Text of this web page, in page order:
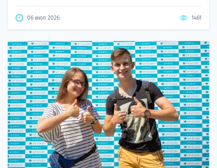
06 июл 2026 1461